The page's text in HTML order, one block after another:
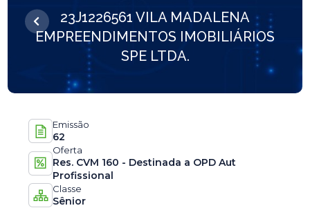
23J1226561 VILA MADALENA
EMPREENDIMENTOS IMOBILIÁRIOS
SPE LTDA.
Emissão
62
Oferta
Res. CVM 160 - Destinada a OPD Aut
Profissional
Classe
Sênior